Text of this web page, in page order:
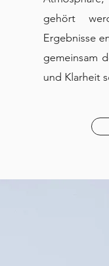
gehört
Ergebnisse
gemeinsam
und Klarheit